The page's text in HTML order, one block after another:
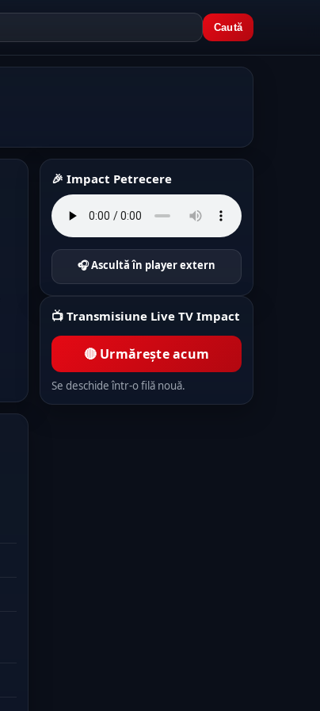
Caută
🎉 Impact Petrecere
🎧 Ascultă în player extern
📺 Transmisiune Live TV Impact
🔴 Urmărește acum
Se deschide într-o filă nouă.